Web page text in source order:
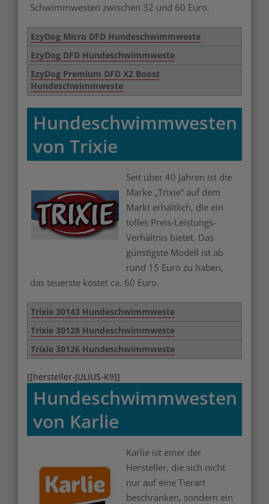
Schwimmwesten zwischen 32 und 60 Euro.
EzyDog Micro DFD Hundeschwimmweste
EzyDog DFD Hundeschwimmweste
EzyDog Premium DFD X2 Boost
Hundeschwimmweste
Hundeschwimmwesten
von Trixie
Seit über 40 Jahren ist die
Marke „Trixie“ auf dem
Markt erhältlich, die ein
tolles Preis-Leistungs-
Verhältnis bietet. Das
günstigste Modell ist ab
rund 15 Euro zu haben,
das teuerste kostet ca. 60 Euro.
Trixie 30143 Hundeschwimmweste
Trixie 30128 Hundeschwimmweste
Trixie 30126 Hundeschwimmweste
[[hersteller-JULIUS-K9]]
Hundeschwimmwesten
von Karlie
Karlie ist einer der
Hersteller, die sich nicht
nur auf eine Tierart
beschränken, sondern ein